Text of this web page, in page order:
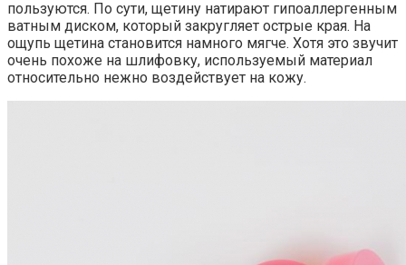
пользуются. По сути, щетину натирают гипоаллергенным
ватным диском, который закругляет острые края. На
ощупь щетина становится намного мягче. Хотя это звучит
очень похоже на шлифовку, используемый материал
относительно нежно воздействует на кожу.